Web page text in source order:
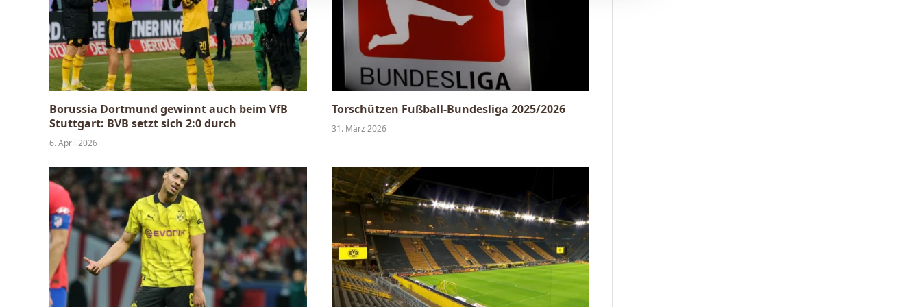
Borussia Dortmund gewinnt auch beim VfB
Stuttgart: BVB setzt sich 2:0 durch
6. April 2026
Torschützen Fußball-Bundesliga 2025/2026
31. März 2026